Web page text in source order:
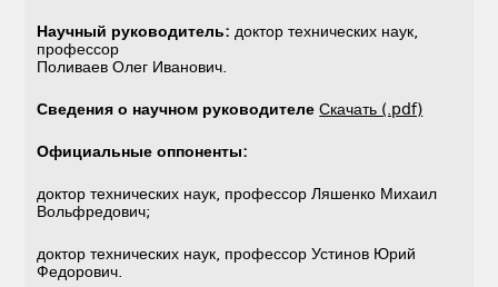
Научный руководитель: доктор технических наук,
профессор
Поливаев Олег Иванович.
Сведения о научном руководителе Скачать (.pdf)
Официальные оппоненты:
доктор технических наук, профессор Ляшенко Михаил
Вольфредович;
доктор технических наук, профессор Устинов Юрий
Федорович.